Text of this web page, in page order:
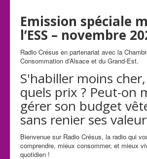
Emission spéciale
l’ESS – novembre
Radio Crésus en partenariat avec la
Consommation d’Alsace et du Grand-Est.
S'habiller moins
quels prix ? Peut-on
gérer son budget
sans renier ses
Bienvenue sur Radio Crésus, la radio qui
comprendre, mieux consommer, et mieux
quotidien !